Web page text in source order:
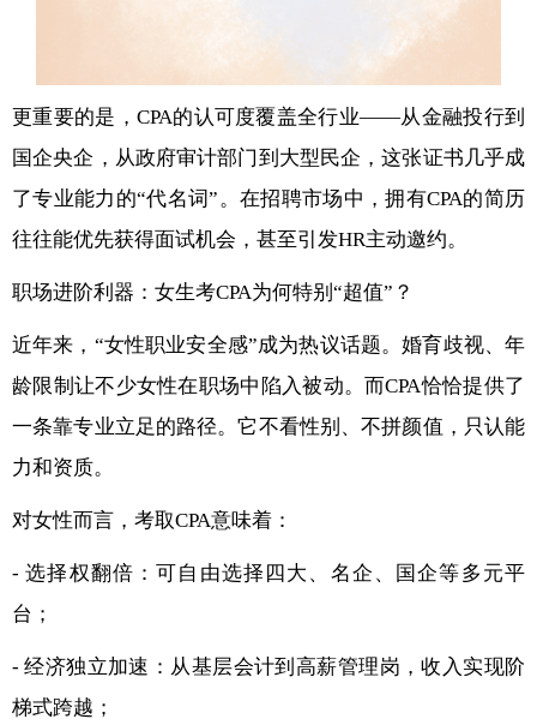
更重要的是，CPA的认可度覆盖全行业——从金融投行到
国企央企，从政府审计部门到大型民企，这张证书几乎成
了专业能力的“代名词”。在招聘市场中，拥有CPA的简历
往往能优先获得面试机会，甚至引发HR主动邀约。
职场进阶利器：女生考CPA为何特别“超值”？
近年来，“女性职业安全感”成为热议话题。婚育歧视、年
龄限制让不少女性在职场中陷入被动。而CPA恰恰提供了
一条靠专业立足的路径。它不看性别、不拼颜值，只认能
力和资质。
对女性而言，考取CPA意味着：
- 选择权翻倍：可自由选择四大、名企、国企等多元平
台；
- 经济独立加速：从基层会计到高薪管理岗，收入实现阶
梯式跨越；